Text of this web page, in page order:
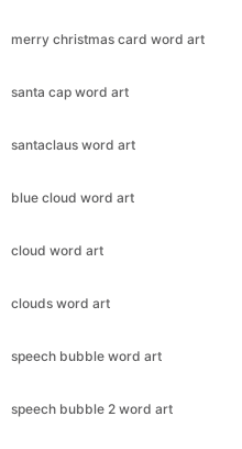
merry christmas card word art
santa cap word art
santaclaus word art
blue cloud word art
cloud word art
clouds word art
speech bubble word art
speech bubble 2 word art